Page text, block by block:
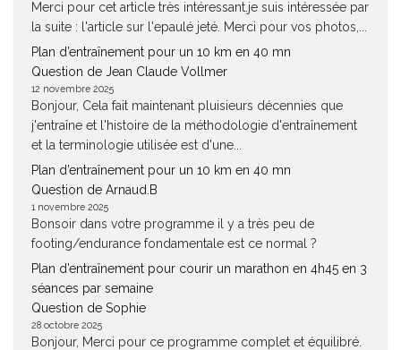
Merci pour cet article très intéressant.je suis intéressée par
la suite : l'article sur l'epaulé jeté. Merci pour vos photos,...
Plan d’entraînement pour un 10 km en 40 mn
Question de Jean Claude Vollmer
12 novembre 2025
Bonjour, Cela fait maintenant pluisieurs décennies que
j'entraîne et l'histoire de la méthodologie d'entraînement
et la terminologie utilisée est d'une...
Plan d’entraînement pour un 10 km en 40 mn
Question de Arnaud.B
1 novembre 2025
Bonsoir dans votre programme il y a très peu de
footing/endurance fondamentale est ce normal ?
Plan d’entraînement pour courir un marathon en 4h45 en 3
séances par semaine
Question de Sophie
28 octobre 2025
Bonjour, Merci pour ce programme complet et équilibré.